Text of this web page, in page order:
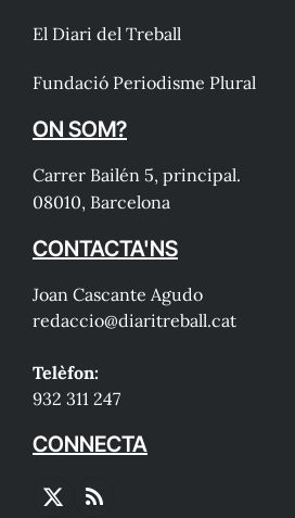
El Diari del Treball
Fundació Periodisme Plural
ON SOM?
Carrer Bailén 5, principal.
08010, Barcelona
CONTACTA'NS
Joan Cascante Agudo
redaccio@diaritreball.cat
Telèfon:
932 311 247
CONNECTA
X
RSS